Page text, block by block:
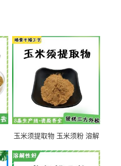
玉米须提取物 玉米须粉 溶解